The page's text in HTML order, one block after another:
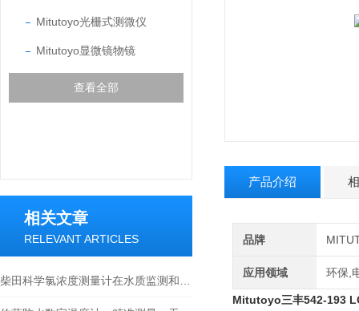
Mitutoyo光栅式测微仪
Mitutoyo显微镜物镜
查看全部
相关文章
RELEVANT ARTICLES
产品介绍
品牌
应用领域 环保,
Mitutoyo三丰542-193